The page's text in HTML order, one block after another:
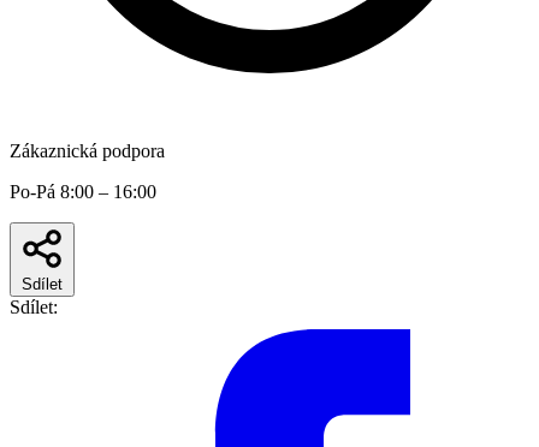
Zákaznická podpora
Po-Pá 8:00 – 16:00
Sdílet
Sdílet: